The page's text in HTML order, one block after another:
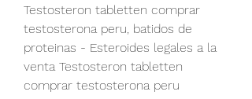
Testosteron tabletten comprar
testosterona peru, batidos de
proteinas - Esteroides legales a la
venta Testosteron tabletten
comprar testosterona peru